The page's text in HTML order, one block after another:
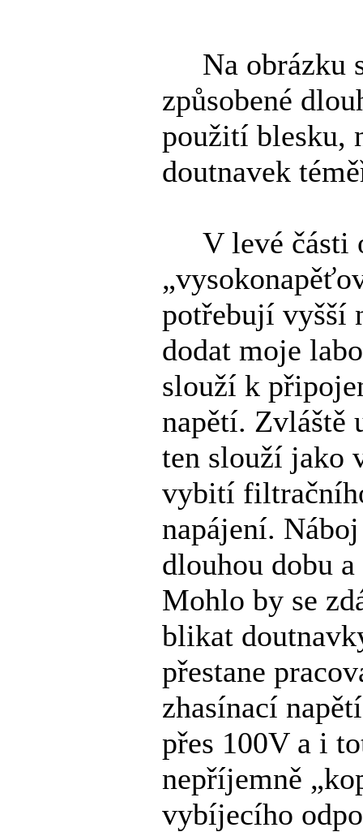
Na obrázku
způsobené
použití blesku,
doutnavek
V levé části
potřebují vyšší
dodat moje
slouží k
napětí. Zvláště
ten slouží jako
vybití
napájení.
dlouhou dobu
Mohlo by se
blikat
přestane
zhasínací
přes 100V a i
nepříjemně
vybíjecího